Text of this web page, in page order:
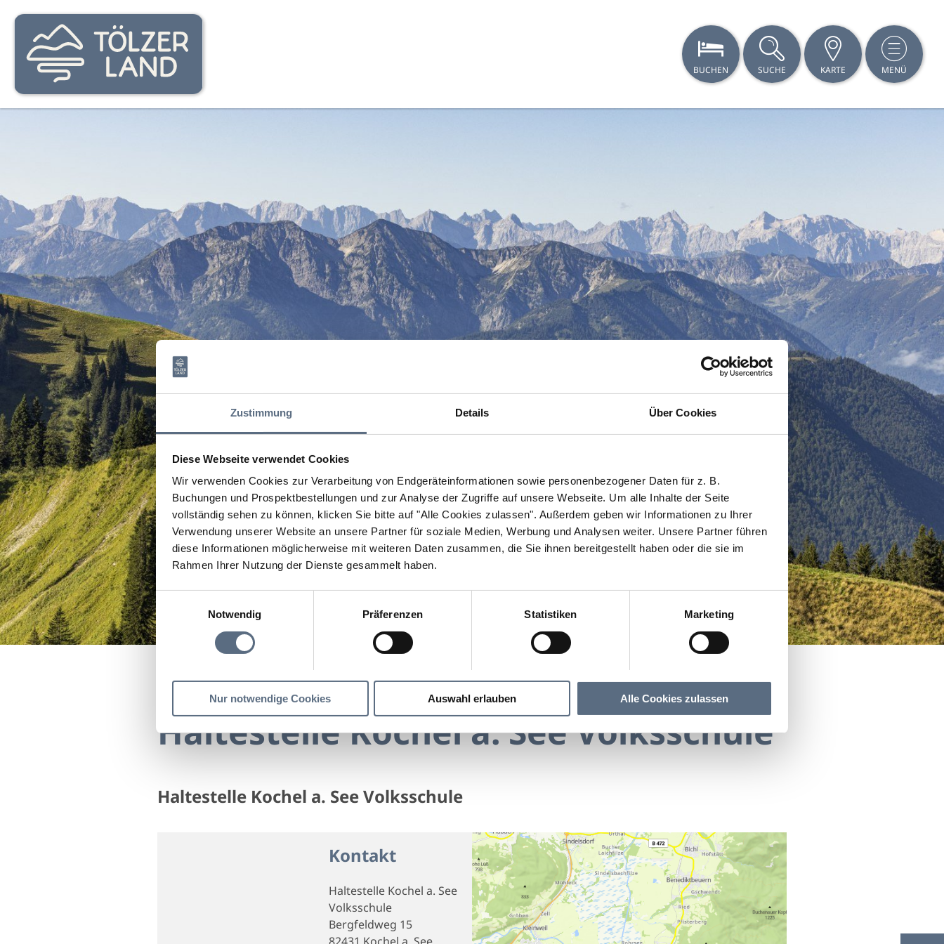
Zustimmung Details Über Cookies
Diese Webseite verwendet Cookies
Wir verwenden Cookies zur Verarbeitung von Endgeräteinformationen sowie personenbezogener Daten für z. B.
Buchungen und Prospektbestellungen und zur Analyse der Zugriffe auf unsere Webseite. Um alle Inhalte der Seite
vollständig sehen zu können, klicken Sie bitte auf "Alle Cookies zulassen". Außerdem geben wir Informationen zu Ihrer
Verwendung unserer Website an unsere Partner für soziale Medien, Werbung und Analysen weiter. Unsere Partner führen
diese Informationen möglicherweise mit weiteren Daten zusammen, die Sie ihnen bereitgestellt haben oder die sie im
Rahmen Ihrer Nutzung der Dienste gesammelt haben.
Einwilligungsauswahl
Notwendig
Präferenzen Statistiken Marketing
Nur notwendige Cookies Auswahl erlauben Alle Cookies zulassen
BUCHEN SUCHE KARTE MENÜ
Haltestelle Kochel a. See Volksschule
Haltestelle Kochel a. See Volksschule
Haltestelle Kochel a. See Volksschule
Kontakt
Haltestelle Kochel a. See
Volksschule
Bergfeldweg 15
82431 Kochel a. See